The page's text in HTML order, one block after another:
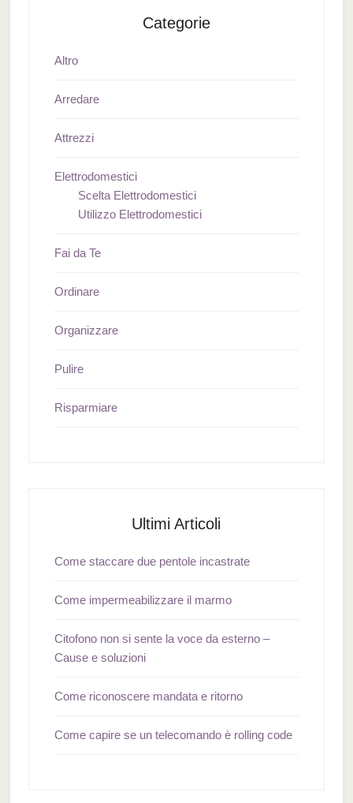
Categorie
Altro
Arredare
Attrezzi
Elettrodomestici
Scelta Elettrodomestici
Utilizzo Elettrodomestici
Fai da Te
Ordinare
Organizzare
Pulire
Risparmiare
Ultimi Articoli
Come staccare due pentole incastrate
Come impermeabilizzare il marmo
Citofono non si sente la voce da esterno –
Cause e soluzioni
Come riconoscere mandata e ritorno
Come capire se un telecomando è rolling code